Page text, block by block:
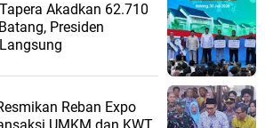
Akadkan 62.710
Presiden
Reban Expo